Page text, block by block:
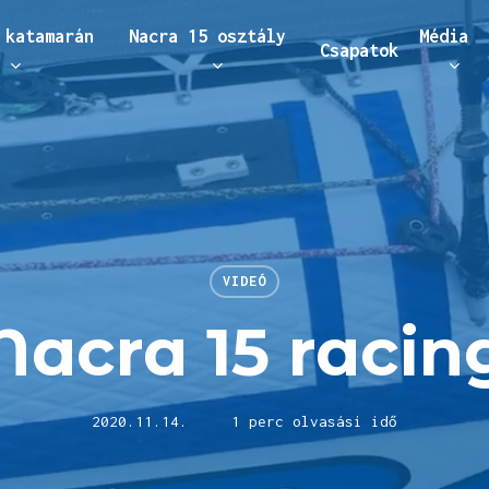
Nacra 15 osztály
Csapatok
Média
VIDEÓ
15
2020.11.14. 1 perc olvasási idő